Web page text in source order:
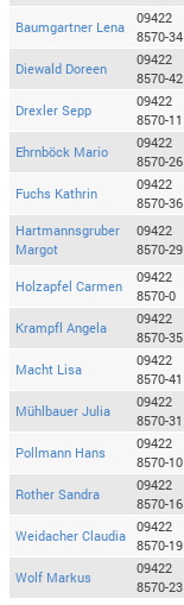
Baumgartner Lena
09422
8570-34
Diewald Doreen
09422
8570-42
Drexler Sepp
09422
8570-11
Ehrnböck Mario
09422
8570-26
Fuchs Kathrin
09422
8570-36
Hartmannsgruber
Margot
09422
8570-29
Holzapfel Carmen
09422
8570-0
Krampfl Angela
09422
8570-35
Macht Lisa
09422
8570-41
Mühlbauer Julia
09422
8570-31
Pollmann Hans
09422
8570-10
Rother Sandra
09422
8570-16
Weidacher Claudia
09422
8570-19
Wolf Markus
09422
8570-23